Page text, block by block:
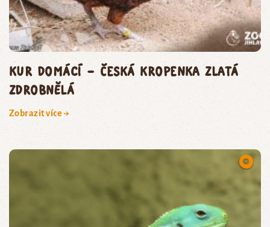
kur domácí – česká kropenka zlatá
zdrobnělá
Zobrazit více →